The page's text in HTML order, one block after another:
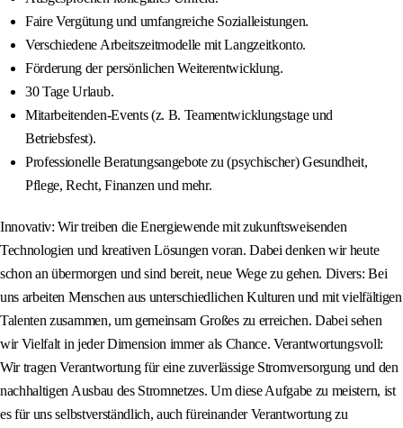
Faire Vergütung und umfangreiche Sozialleistungen.
Verschiedene Arbeitszeitmodelle mit Langzeitkonto.
Förderung der persönlichen Weiterentwicklung.
30 Tage Urlaub.
Mitarbeitenden-Events (z. B. Teamentwicklungstage und
Betriebsfest).
Professionelle Beratungsangebote zu (psychischer) Gesundheit,
Pflege, Recht, Finanzen und mehr.
Innovativ: Wir treiben die Energiewende mit zukunftsweisenden
Technologien und kreativen Lösungen voran. Dabei denken wir heute
schon an übermorgen und sind bereit, neue Wege zu gehen. Divers: Bei
uns arbeiten Menschen aus unterschiedlichen Kulturen und mit vielfältigen
Talenten zusammen, um gemeinsam Großes zu erreichen. Dabei sehen
wir Vielfalt in jeder Dimension immer als Chance. Verantwortungsvoll:
Wir tragen Verantwortung für eine zuverlässige Stromversorgung und den
nachhaltigen Ausbau des Stromnetzes. Um diese Aufgabe zu meistern, ist
es für uns selbstverständlich, auch füreinander Verantwortung zu